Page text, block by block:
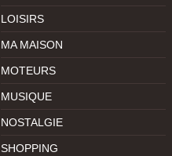
LOISIRS
MA MAISON
MOTEURS
MUSIQUE
NOSTALGIE
SHOPPING